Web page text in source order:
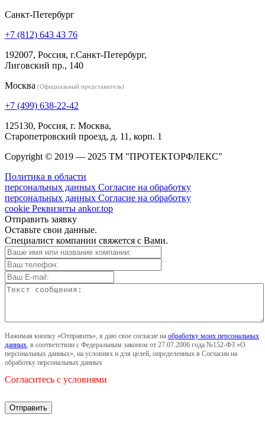
Санкт-Петербург
+7 (812) 643 43 76
192007, Россия, г.Санкт-Петербург,
Лиговский пр., 140
Москва (Официальный представитель)
+7 (499) 638-22-42
125130, Россия, г. Москва,
Старопетровский проезд, д. 11, корп. 1
Copyright © 2019 — 2025 ТМ "ПРОТЕКТОРФЛЕКС"
Политика в области
персональных данных Согласие на обработку
персональных данных Согласие на обработку
cookie Реквизиты ankor.top
Отправить заявку
Оставьте свои данные.
Специалист компании свяжется с Вами.
Нажимая кнопку «Отправить», я даю свое согласие на обработку моих персональных
данных, в соответствии с Федеральным законом от 27.07.2006 года №152-ФЗ «О
персональных данных», на условиях и для целей, определенных в Согласии на
обработку персональных данных
Согласитесь с условиями